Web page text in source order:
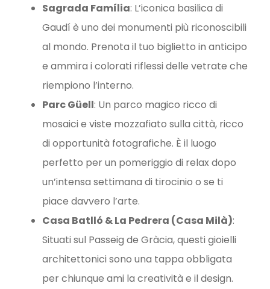
Sagrada Família: L’iconica basilica di
Gaudí è uno dei monumenti più riconoscibili
al mondo. Prenota il tuo biglietto in anticipo
e ammira i colorati riflessi delle vetrate che
riempiono l’interno.
Parc Güell: Un parco magico ricco di
mosaici e viste mozzafiato sulla città, ricco
di opportunità fotografiche. È il luogo
perfetto per un pomeriggio di relax dopo
un’intensa settimana di tirocinio o se ti
piace davvero l’arte.
Casa Batlló & La Pedrera (Casa Milà):
Situati sul Passeig de Gràcia, questi gioielli
architettonici sono una tappa obbligata
per chiunque ami la creatività e il design.